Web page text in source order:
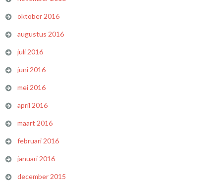
oktober 2016
augustus 2016
juli 2016
juni 2016
mei 2016
april 2016
maart 2016
februari 2016
januari 2016
december 2015